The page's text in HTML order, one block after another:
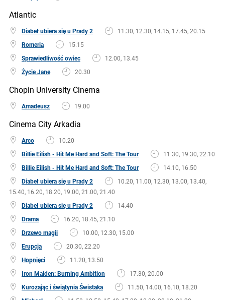
Atlantic
Diabeł ubiera się u Prady 2
11.30, 12.30, 14.15, 17.45, 20.15
Romeria
15.15
Sprawiedliwość owiec
12.00, 13.45
Życie Jane
20.30
Chopin University Cinema
Amadeusz 19.00
Cinema City Arkadia
Arco
10.20
Billie Eilish - Hit Me Hard and Soft: The Tour
11.30, 19.30, 22.10
Billie Eilish - Hit Me Hard and Soft: The Tour
14.10, 16.50
Diabeł ubiera się u Prady 2
10.20, 11.00, 12.30, 13.00, 13.40,
15.40, 16.20, 18.20, 19.00, 21.00, 21.40
Diabeł ubiera się u Prady 2
14.40
Drama
16.20, 18.45, 21.10
Drzewo magii
10.00, 12.30, 15.00
Erupcja
20.30, 22.20
Hopnięci
11.20, 13.50
Iron Maiden: Burning Ambition
17.30, 20.00
Kurozając i świątynia Świstaka
11.50, 14.00, 16.10, 18.20